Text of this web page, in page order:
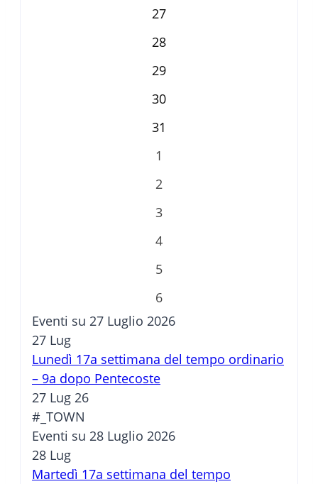
27
28
29
30
31
1
2
3
4
5
6
Eventi su 27 Luglio 2026
27 Lug
Lunedì 17a settimana del tempo ordinario
– 9a dopo Pentecoste
27 Lug 26
#_TOWN
Eventi su 28 Luglio 2026
28 Lug
Martedì 17a settimana del tempo